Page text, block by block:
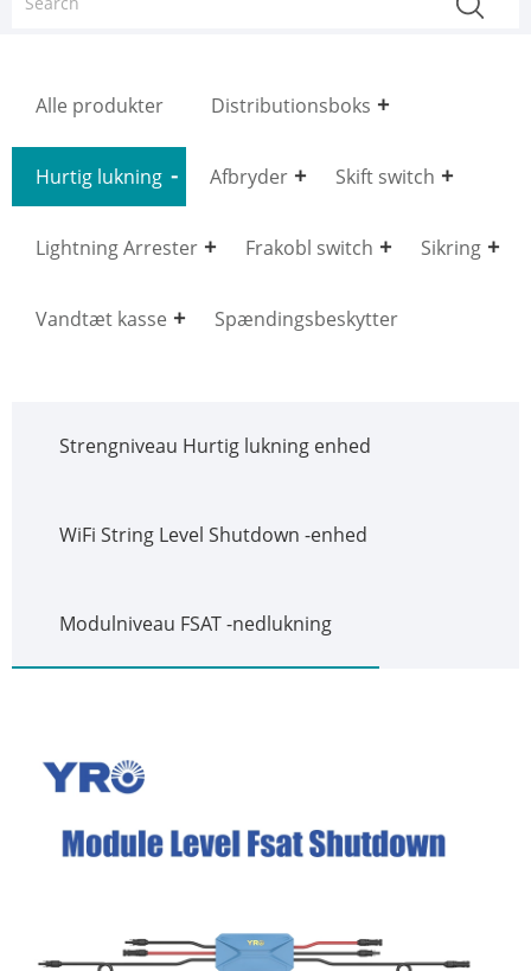
Alle produkter Distributionsboks
Hurtig lukning Afbryder Skift switch
Lightning Arrester Frakobl switch Sikring
Vandtæt kasse Spændingsbeskytter
Strengniveau Hurtig lukning enhed
WiFi String Level Shutdown -enhed
Modulniveau FSAT -nedlukning